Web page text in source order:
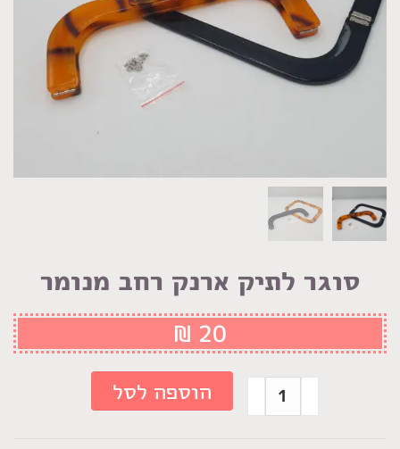
סוגר לתיק ארנק רחב מנומר
₪ 20
כמות
של
הוספה לסל